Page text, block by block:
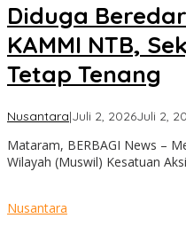
Diduga
KAMMI NTB,
Tetap Tenang
Nusantara|Juli 2, 2026Juli 2,
Mataram, BERBAGI News –
Wilayah (Muswil) Kesatuan
Nusantara